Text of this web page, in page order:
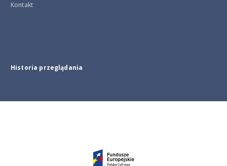
Kontakt
Historia przeglądania